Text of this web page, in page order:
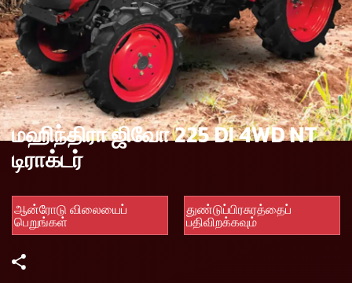
மஹிந்திரா ஜிவோ 225 DI 4WD NT
டிராக்டர்
ஆன்ரோடு விலையைப்
பெறுங்கள்
துண்டுப்பிரசுரத்தைப்
பதிவிறக்கவும்